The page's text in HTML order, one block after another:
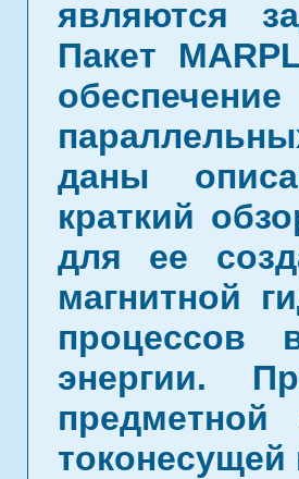
являются
Пакет
даны
краткий
для ее
магнитной
процессов
энергии.